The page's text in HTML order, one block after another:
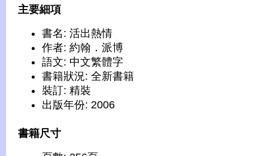
主要細項
書名: 活出熱情
作者: 約翰．派博
語文: 中文繁體字
書籍狀況: 全新書籍
裝訂: 精裝
出版年份: 2006
書籍尺寸